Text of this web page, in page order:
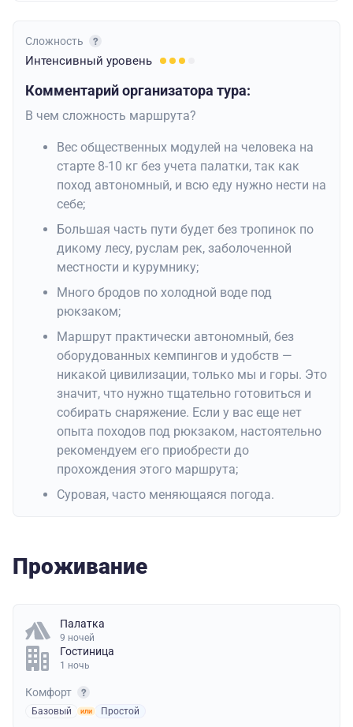
Сложность
Интенсивный уровень
Комментарий организатора тура:
В чем сложность маршрута?
Вес общественных модулей на человека на
старте 8-10 кг без учета палатки, так как
поход автономный, и всю еду нужно нести на
себе;
Большая часть пути будет без тропинок по
дикому лесу, руслам рек, заболоченной
местности и курумнику;
Много бродов по холодной воде под
рюкзаком;
Маршрут практически автономный, без
оборудованных кемпингов и удобств —
никакой цивилизации, только мы и горы. Это
значит, что нужно тщательно готовиться и
собирать снаряжение. Если у вас еще нет
опыта походов под рюкзаком, настоятельно
рекомендуем его приобрести до
прохождения этого маршрута;
Суровая, часто меняющаяся погода.
Проживание
Палатка
9 ночей
Гостиница
1 ночь
Комфорт
Базовый Простой